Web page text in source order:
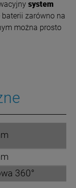
system
zarówno na
można prosto
360°